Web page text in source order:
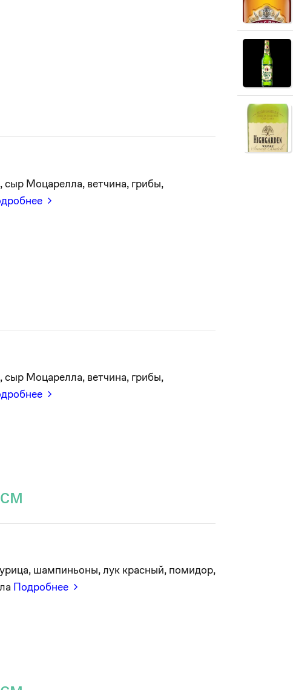
сыр Моцарелла, ветчина, грибы,
сыр Моцарелла, ветчина, грибы,
шампиньоны, лук красный, помидор,
Подробнее